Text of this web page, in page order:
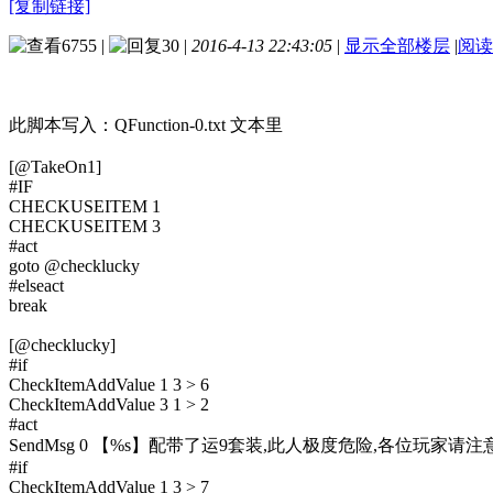
[复制链接]
6755 | 30 | 2016-4-13 22:43:05 | 显示全部楼层 |阅
此脚本写入：QFunction-0.txt 文本里
[@TakeOn1]
#IF
CHECKUSEITEM 1
CHECKUSEITEM 3
#act
goto @checklucky
#elseact
break
[@checklucky]
#if
CheckItemAddValue 1 3 > 6
CheckItemAddValue 3 1 > 2
#act
SendMsg 0 【%s】配带了运9套装,此人极度危险,各位玩家请注
#if
CheckItemAddValue 1 3 > 7